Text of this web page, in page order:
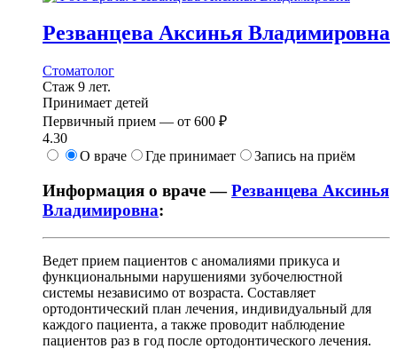
Резванцева Аксинья Владимировна
Стоматолог
Стаж 9 лет.
Принимает детей
Первичный прием — от 600 ₽
4.30
О враче
Где принимает Запись на приём
Информация о враче —Резванцева Аксинья
Владимировна:
Ведет прием пациентов с аномалиями прикуса и
функциональными нарушениями зубочелюстной
системы независимо от возраста. Составляет
ортодонтический план лечения‚ индивидуальный для
каждого пациента‚ а также проводит наблюдение
пациентов раз в год после ортодонтического лечения.